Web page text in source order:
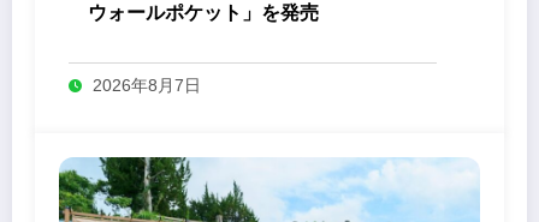
ウォールポケット」を発売
2026年8月7日